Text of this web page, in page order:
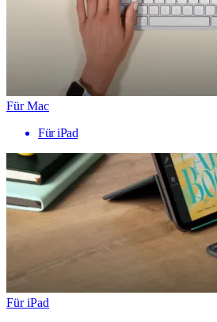
Für Mac
Für iPad
Für iPad